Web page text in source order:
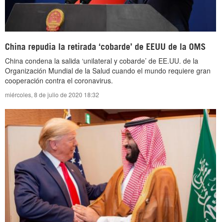
China repudia la retirada ‘cobarde’ de EEUU de la OMS
China condena la salida ‘unilateral y cobarde’ de EE.UU. de la
Organización Mundial de la Salud cuando el mundo requiere gran
cooperación contra el coronavirus.
miércoles, 8 de julio de 2020 18:32